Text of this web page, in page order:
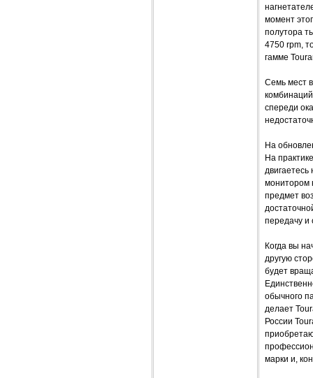
момент
полутора
4750 rpm,
гамме
Семь мест
комбинаций
спереди
На
На
монитором
предмет
передачу и
Когда вы
другую
будет
обычного
делает
России
марки и,